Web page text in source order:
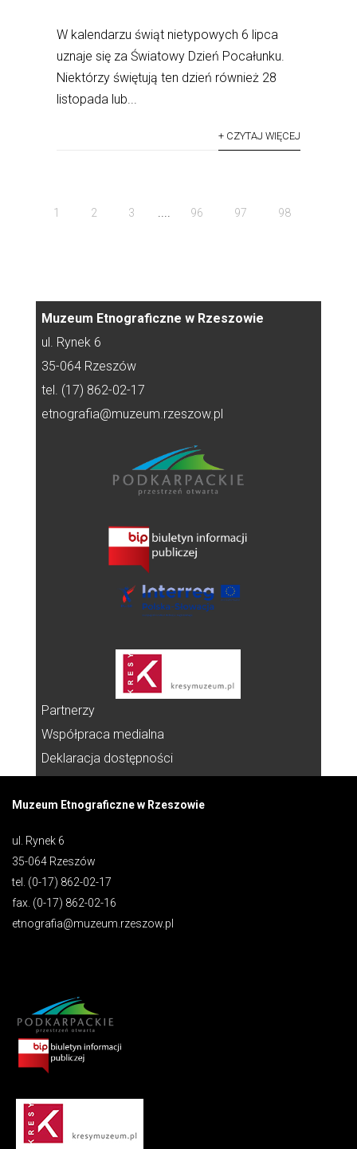
W kalendarzu świąt nietypowych 6 lipca
uznaje się za Światowy Dzień Pocałunku.
Niektórzy świętują ten dzień również 28
listopada lub...
+ CZYTAJ WIĘCEJ
1 2 3 .... 96 97 98
Muzeum Etnograficzne w Rzeszowie
ul. Rynek 6
35-064 Rzeszów
tel. (17) 862-02-17
etnografia@muzeum.rzeszow.pl
Partnerzy
Współpraca medialna
Deklaracja dostępności
Muzeum Etnograficzne w Rzeszowie
ul. Rynek 6
35-064 Rzeszów
tel. (0-17) 862-02-17
fax. (0-17) 862-02-16
etnografia@muzeum.rzeszow.pl